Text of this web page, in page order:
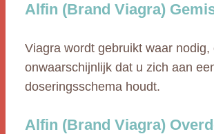
Alfin (Brand Viagra)
Viagra wordt gebruikt waar nodig,
onwaarschijnlijk dat u zich aan
doseringsschema houdt.
Alfin (Brand Viagra)